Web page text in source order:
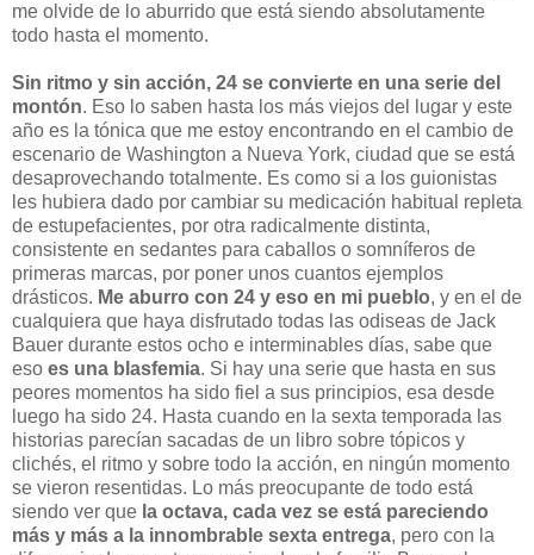
me olvide de lo aburrido que está siendo absolutamente
todo hasta el momento.
Sin ritmo y sin acción, 24 se convierte en una serie del
montón. Eso lo saben hasta los más viejos del lugar y este
año es la tónica que me estoy encontrando en el cambio de
escenario de Washington a Nueva York, ciudad que se está
desaprovechando totalmente. Es como si a los guionistas
les hubiera dado por cambiar su medicación habitual repleta
de estupefacientes, por otra radicalmente distinta,
consistente en sedantes para caballos o somníferos de
primeras marcas, por poner unos cuantos ejemplos
drásticos. Me aburro con 24 y eso en mi pueblo, y en el de
cualquiera que haya disfrutado todas las odiseas de Jack
Bauer durante estos ocho e interminables días, sabe que
eso es una blasfemia. Si hay una serie que hasta en sus
peores momentos ha sido fiel a sus principios, esa desde
luego ha sido 24. Hasta cuando en la sexta temporada las
historias parecían sacadas de un libro sobre tópicos y
clichés, el ritmo y sobre todo la acción, en ningún momento
se vieron resentidas. Lo más preocupante de todo está
siendo ver que la octava, cada vez se está pareciendo
más y más a la innombrable sexta entrega, pero con la